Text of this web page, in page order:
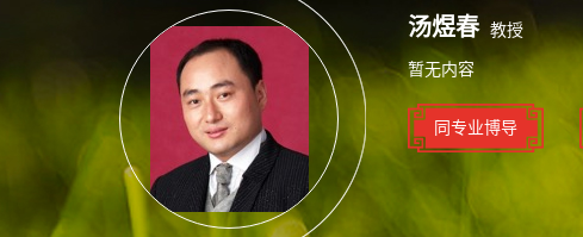
汤煜春 教授
暂无内容
同专业博导